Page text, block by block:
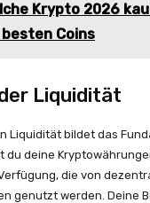
Krypto 2026
Coins
Liquidität
Liquidität bildet das
du deine
die von
genutzt werden. Deine